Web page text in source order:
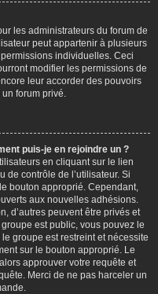
les administrateurs du forum de
peut appartenir à plusieurs
individuelles. Ceci
modifier les permissions de
leur accorder des pouvoirs
forum privé.
puis-je en rejoindre un ?
en cliquant sur le lien
de contrôle de l’utilisateur. Si
bouton approprié. Cependant,
aux nouvelles adhésions.
d’autres peuvent être privés et
est public, vous pouvez le
groupe est restreint et nécessite
sur le bouton approprié. Le
approuver votre requête et
Merci de ne pas harceler un